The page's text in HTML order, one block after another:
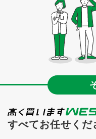
すべてお任せくだ